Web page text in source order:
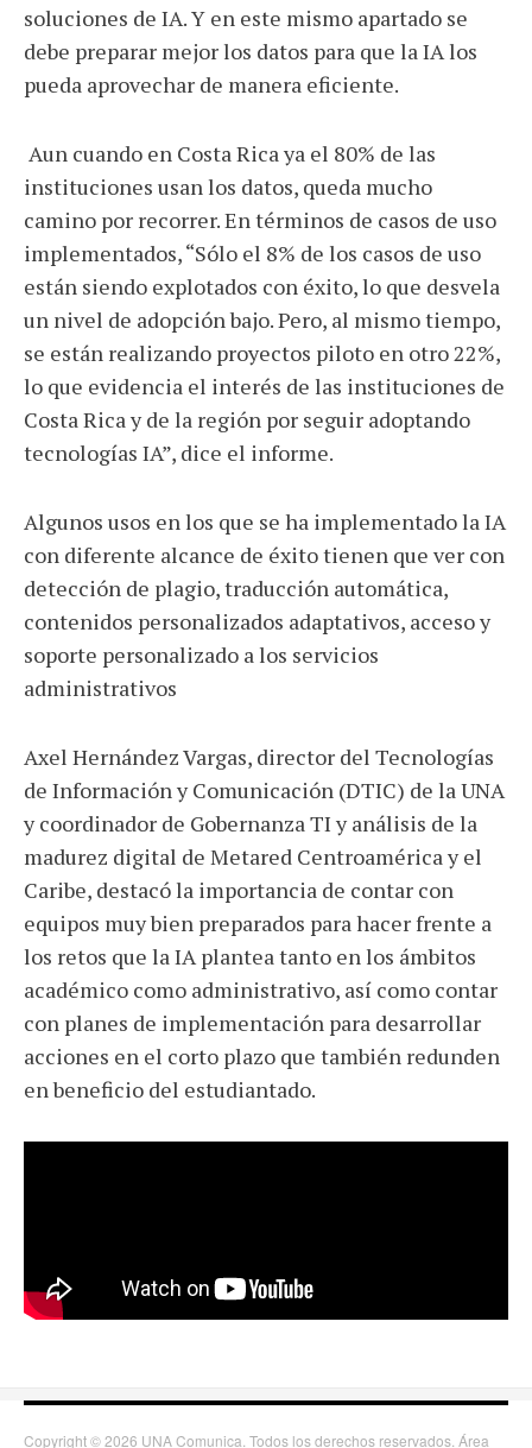
soluciones de IA. Y en este mismo apartado se
debe preparar mejor los datos para que la IA los
pueda aprovechar de manera eficiente.
Aun cuando en Costa Rica ya el 80% de las
instituciones usan los datos, queda mucho
camino por recorrer. En términos de casos de uso
implementados, “Sólo el 8% de los casos de uso
están siendo explotados con éxito, lo que desvela
un nivel de adopción bajo. Pero, al mismo tiempo,
se están realizando proyectos piloto en otro 22%,
lo que evidencia el interés de las instituciones de
Costa Rica y de la región por seguir adoptando
tecnologías IA”, dice el informe.
Algunos usos en los que se ha implementado la IA
con diferente alcance de éxito tienen que ver con
detección de plagio, traducción automática,
contenidos personalizados adaptativos, acceso y
soporte personalizado a los servicios
administrativos
Axel Hernández Vargas, director del Tecnologías
de Información y Comunicación (DTIC) de la UNA
y coordinador de Gobernanza TI y análisis de la
madurez digital de Metared Centroamérica y el
Caribe, destacó la importancia de contar con
equipos muy bien preparados para hacer frente a
los retos que la IA plantea tanto en los ámbitos
académico como administrativo, así como contar
con planes de implementación para desarrollar
acciones en el corto plazo que también redunden
en beneficio del estudiantado.
Copyright © 2026 UNA Comunica. Todos los derechos reservados. Área